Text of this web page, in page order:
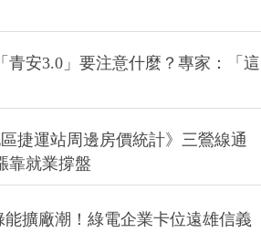
青安3.0」要注意什麼？專家：「這
捷運站周邊房價統計》三鶯線通
靠就業撐盤
能擴廠潮！綠電企業卡位遠雄信義